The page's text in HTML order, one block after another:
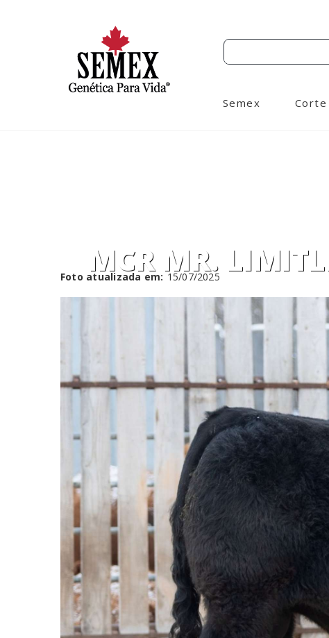
Semex Corte
MCR MR.
Foto atualizada em: 15/07/2025